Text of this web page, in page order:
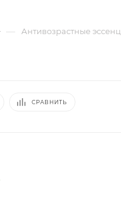
— Антивозрастные
СРАВНИТЬ